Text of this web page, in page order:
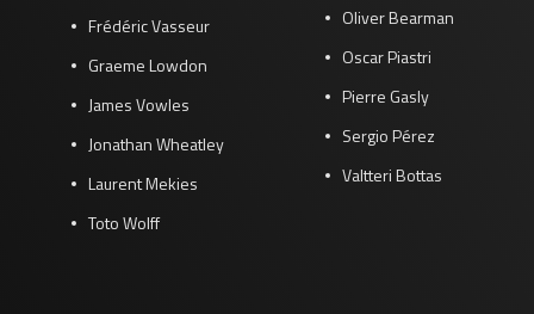
Frédéric Vasseur
Graeme Lowdon
James Vowles
Jonathan Wheatley
Laurent Mekies
Toto Wolff
Oliver Bearman
Oscar Piastri
Pierre Gasly
Sergio Pérez
Valtteri Bottas